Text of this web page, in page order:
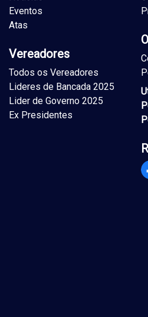
Eventos
Atas
Vereadores
Todos os Vereadores
Lideres de Bancada 2025
Lider de Governo 2025
Ex Presidentes